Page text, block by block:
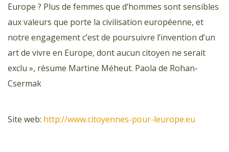
Europe ? Plus de femmes que d’hommes sont sensibles
aux valeurs que porte la civilisation européenne, et
notre engagement c’est de poursuivre l’invention d’un
art de vivre en Europe, dont aucun citoyen ne serait
exclu », résume Martine Méheut. Paola de Rohan-
Csermak
Site web: http://www.citoyennes-pour-leurope.eu